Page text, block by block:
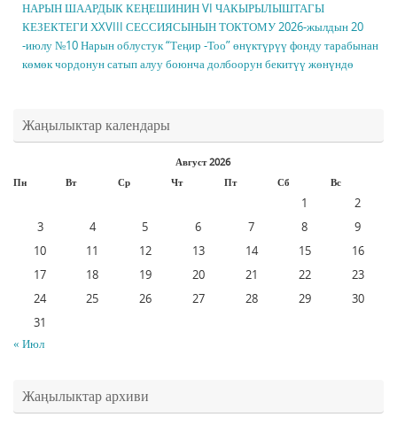
НАРЫН ШААРДЫК КЕҢЕШИНИН VI ЧАКЫРЫЛЫШТАГЫ
КЕЗЕКТЕГИ ХXVIII СЕССИЯСЫНЫН ТОКТОМУ 2026-жылдын 20
-июлу №10 Нарын облустук “Теңир -Тоо” өнүктүрүү фонду тарабынан
көмөк чордонун сатып алуу боюнча долбоорун бекитүү жөнүндө
Жаңылыктар календары
Август 2026
Пн
Вт Ср Чт Пт Сб Вс
1
2
3
4 5 6 7 8
9
10
11 12 13 14 15
16
17
18 19 20 21 22
23
24
25 26 27 28 29
30
31
« Июл
Жаңылыктар архиви